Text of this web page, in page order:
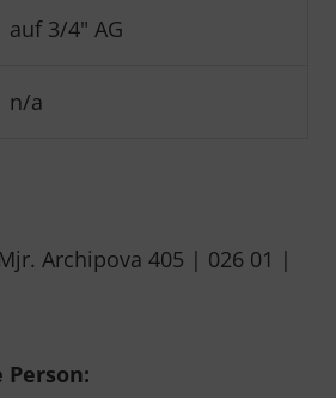
auf 3/4" AG
n/a
Archipova 405 | 026 01 |